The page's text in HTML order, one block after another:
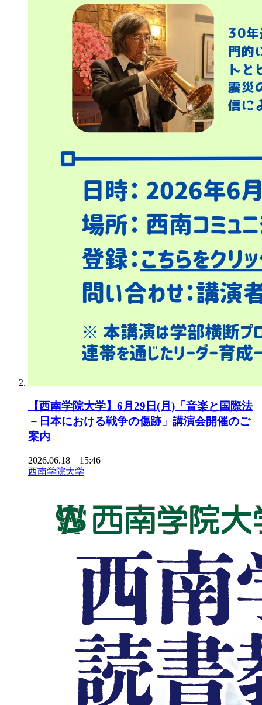
【西南学院大学】6月29日(月)「音楽と国際法
－日本における戦争の傷跡」講演会開催のご
案内
2026.06.18 15:46
西南学院大学